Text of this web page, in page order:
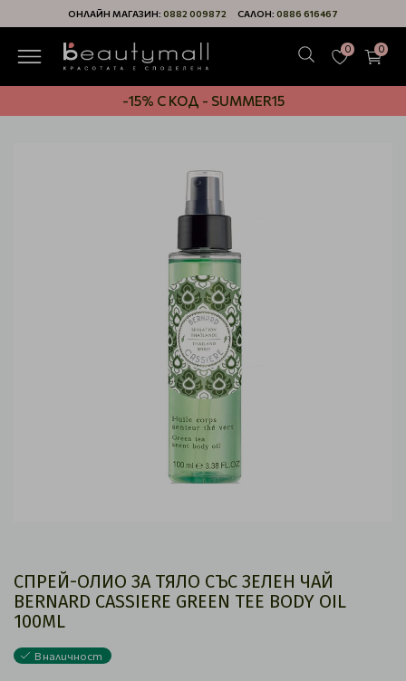
ОНЛАЙН МАГАЗИН: 0882 009872 САЛОН: 0886 616467
0 0
-15% С КОД - SUMMER15
СПРЕЙ-ОЛИО ЗА ТЯЛО СЪС ЗЕЛЕН ЧАЙ
BERNARD CASSIERE GREEN TEE BODY OIL
100ML
В наличност